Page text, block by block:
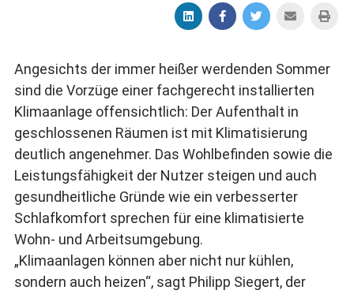
Angesichts der immer heißer werdenden Sommer
sind die Vorzüge einer fachgerecht installierten
Klimaanlage offensichtlich: Der Aufenthalt in
geschlossenen Räumen ist mit Klimatisierung
deutlich angenehmer. Das Wohlbefinden sowie die
Leistungsfähigkeit der Nutzer steigen und auch
gesundheitliche Gründe wie ein verbesserter
Schlafkomfort sprechen für eine klimatisierte
Wohn- und Arbeitsumgebung.
„Klimaanlagen können aber nicht nur kühlen,
sondern auch heizen“, sagt Philipp Siegert, der